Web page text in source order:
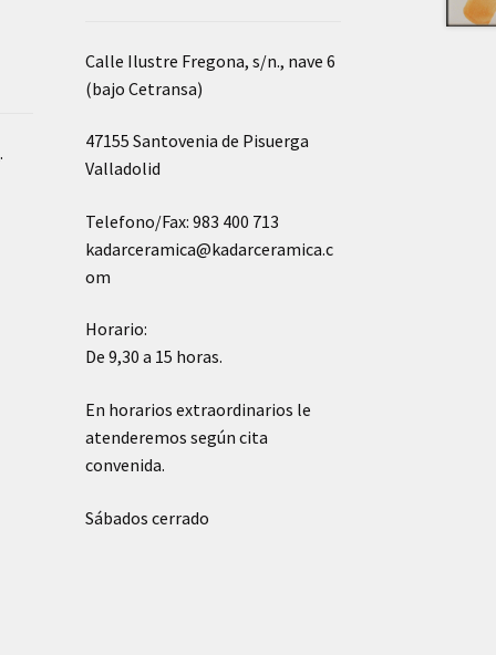
.
Calle Ilustre Fregona, s/n., nave 6
(bajo Cetransa)
47155 Santovenia de Pisuerga
Valladolid
Telefono/Fax: 983 400 713
kadarceramica@kadarceramica.c
om
Horario:
De 9,30 a 15 horas.
En horarios extraordinarios le
atenderemos según cita
convenida.
Sábados cerrado